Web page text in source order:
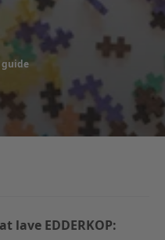
guide
lave EDDERKOP: